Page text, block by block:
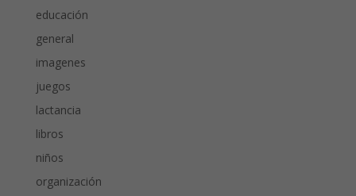
educación
general
imagenes
juegos
lactancia
libros
niños
organización